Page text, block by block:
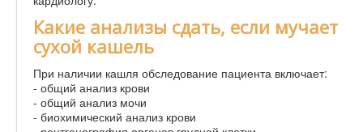
Какие анализы сдать, если мучает
сухой кашель
При наличии кашля обследование пациента включает:
- общий анализ крови
- общий анализ мочи
- биохимический анализ крови